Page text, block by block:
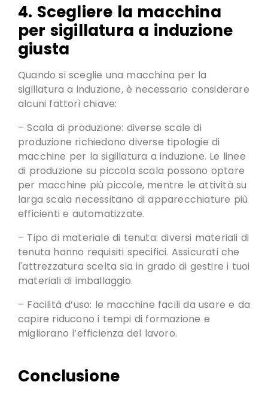
4. Scegliere la macchina
per sigillatura a induzione
giusta
Quando si sceglie una macchina per la
sigillatura a induzione, è necessario considerare
alcuni fattori chiave:
– Scala di produzione: diverse scale di
produzione richiedono diverse tipologie di
macchine per la sigillatura a induzione. Le linee
di produzione su piccola scala possono optare
per macchine più piccole, mentre le attività su
larga scala necessitano di apparecchiature più
efficienti e automatizzate.
– Tipo di materiale di tenuta: diversi materiali di
tenuta hanno requisiti specifici. Assicurati che
l'attrezzatura scelta sia in grado di gestire i tuoi
materiali di imballaggio.
– Facilità d’uso: le macchine facili da usare e da
capire riducono i tempi di formazione e
migliorano l’efficienza del lavoro.
Conclusione